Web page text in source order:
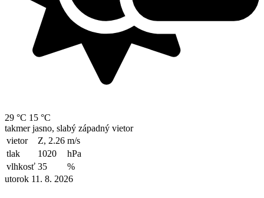
29 °C 15 °C
takmer jasno, slabý západný vietor
vietor
Z, 2.26 m/s
tlak
1020
hPa
vlhkosť 35
%
utorok 11. 8. 2026